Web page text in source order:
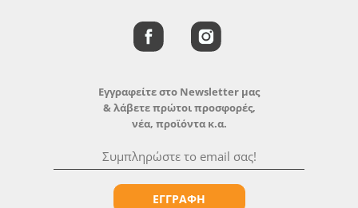
Εγγραφείτε στο Newsletter μας
& λάβετε πρώτοι προσφορές,
νέα, προϊόντα κ.α.
ΕΓΓΡΑΦΗ